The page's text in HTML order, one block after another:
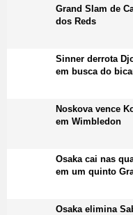
Grand Slam de
dos Reds
Sinner derrota
em busca do
Noskova vence
em Wimbledon
Osaka cai nas
em um quinto
Osaka elimina